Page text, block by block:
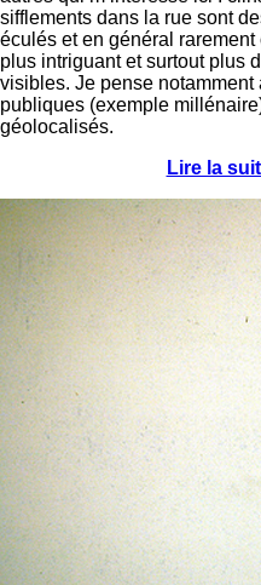
sifflements dans la rue sont
éculés et en général
plus intriguant et surtout plus
visibles. Je pense
publiques (exemple
géolocalisés.
Lire la